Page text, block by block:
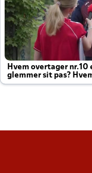
Hvem overtager nr.10
glemmer sit pas?
altid til efter kampe?